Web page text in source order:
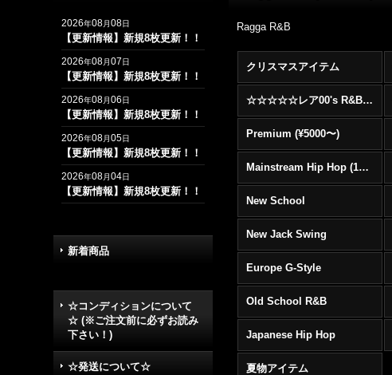
2026年08月08日
【更新情報】新規8枚更新！！
2026年08月07日
【更新情報】新規8枚更新！！
2026年08月06日
【更新情報】新規8枚更新！！
2026年08月05日
【更新情報】新規8枚更新！！
2026年08月04日
【更新情報】新規8枚更新！！
新着商品
☆コンディションについて
☆ (※ご注文前に必ずお読み
下さい！)
☆発送について☆
Ragga R&B
クリスマスアイテム
☆☆☆☆☆レア00's R&B Promo Only盤特集！！☆☆☆☆☆
Premium (¥5000〜)
Mainstream Hip Hop (1990〜1999)
New School
New Jack Swing
Europe G-Style
Old School R&B
Japanese Hip Hop
夏物アイテム